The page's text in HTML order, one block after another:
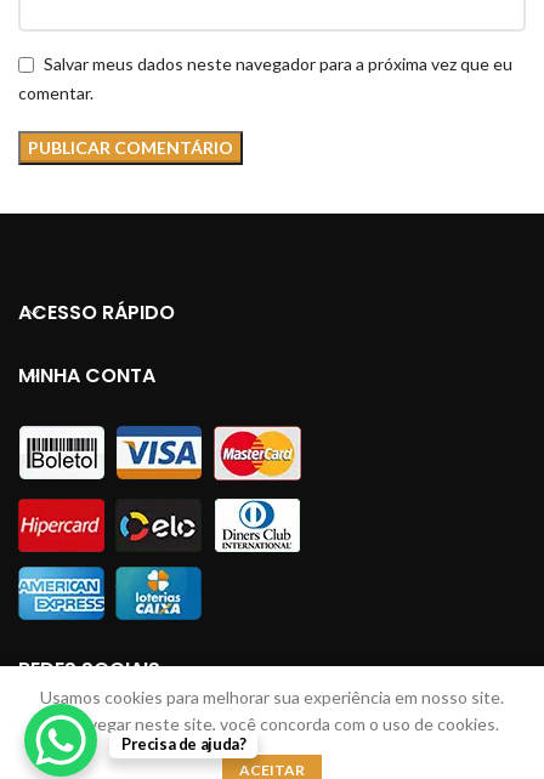
Salvar meus dados neste navegador para a próxima vez que eu
comentar.
ACESSO RÁPIDO
MINHA CONTA
REDES SOCIAIS
LINHAS JM 2023 Todos direitos reservados. Desenvolvido por: Lucas Braga
Usamos cookies para melhorar sua experiência em nosso site.
Ao navegar neste site, você concorda com o uso de cookies.
ACEITAR
Precisa de ajuda?